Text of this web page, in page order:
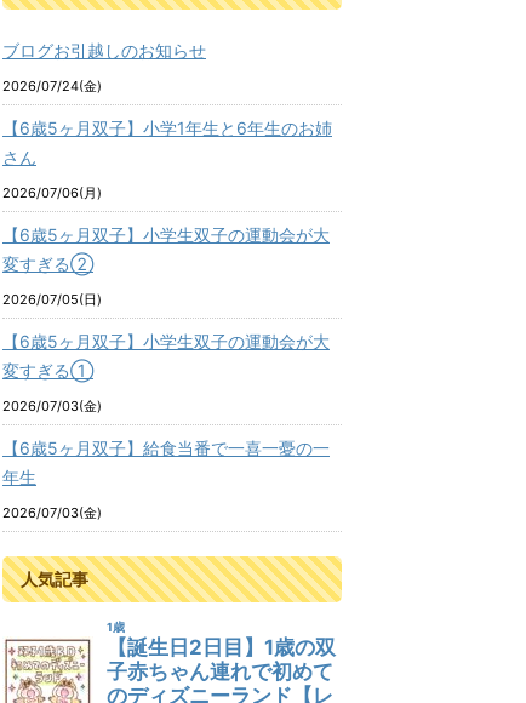
ブログお引越しのお知らせ
2026/07/24(金)
【6歳5ヶ月双子】小学1年生と6年生のお姉
さん
2026/07/06(月)
【6歳5ヶ月双子】小学生双子の運動会が大
変すぎる②
2026/07/05(日)
【6歳5ヶ月双子】小学生双子の運動会が大
変すぎる①
2026/07/03(金)
【6歳5ヶ月双子】給食当番で一喜一憂の一
年生
2026/07/03(金)
人気記事